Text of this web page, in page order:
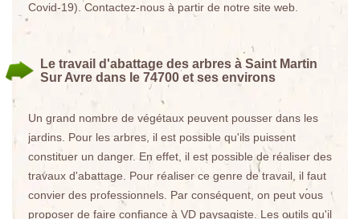
Covid-19). Contactez-nous à partir de notre site web.
Le travail d'abattage des arbres à Saint Martin
Sur Avre dans le 74700 et ses environs
Un grand nombre de végétaux peuvent pousser dans les
jardins. Pour les arbres, il est possible qu'ils puissent
constituer un danger. En effet, il est possible de réaliser des
travaux d'abattage. Pour réaliser ce genre de travail, il faut
convier des professionnels. Par conséquent, on peut vous
proposer de faire confiance à VD paysagiste. Les outils qu'il